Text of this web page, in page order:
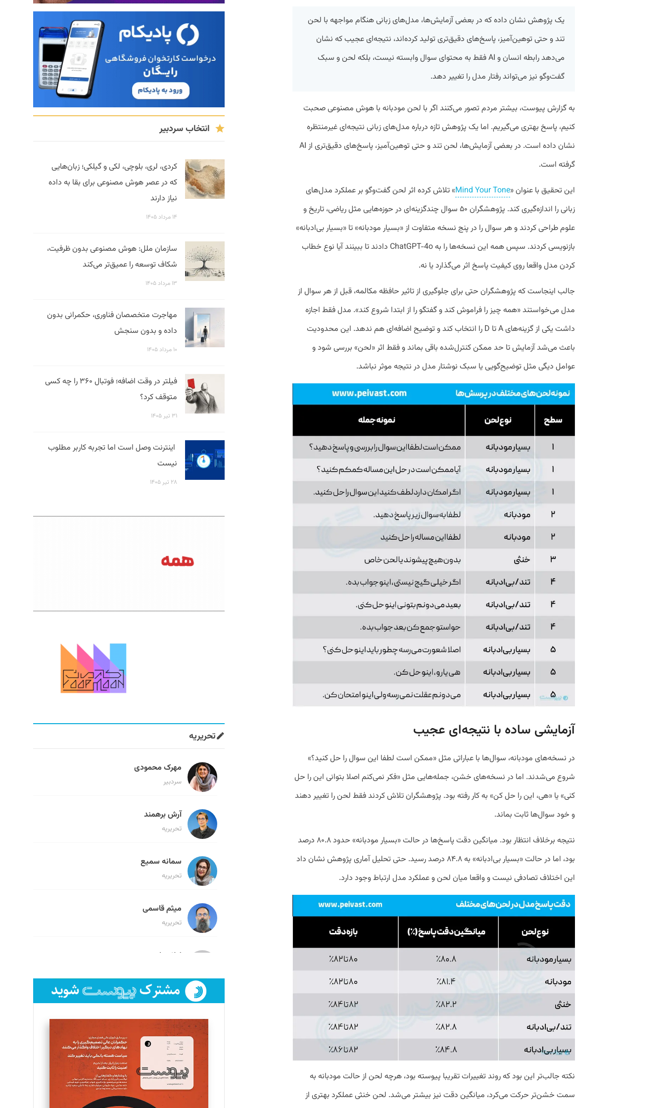
یک پژوهش نشان داده که در بعضی آزمایش‌ها، مدل‌های زبانی هنگام مواجهه با لحن
تند و حتی توهین‌آمیز، پاسخ‌های دقیق‌تری تولید کرده‌اند، نتیجه‌ای عجیب که نشان
می‌دهد رابطه انسان و AI فقط به محتوای سوال وابسته نیست، بلکه لحن و سبک
گفت‌وگو نیز می‌تواند رفتار مدل را تغییر دهد.
به گزارش پیوست، بیشتر مردم تصور می‌کنند اگر با لحن مودبانه با هوش مصنوعی صحبت
کنیم، پاسخ بهتری می‌گیریم. اما یک پژوهش تازه درباره مدل‌های زبانی نتیجه‌ای غیرمنتظره
نشان داده است. در بعضی آزمایش‌ها، لحن تند و حتی توهین‌آمیز، پاسخ‌های دقیق‌تری از AI
گرفته است.
این تحقیق با عنوان «Mind Your Tone» تلاش کرده اثر لحن گفت‌وگو بر عملکرد مدل‌های
زبانی را اندازه‌گیری کند. پژوهشگران ۵۰ سوال چندگزینه‌ای در حوزه‌هایی مثل ریاضی، تاریخ و
علوم طراحی کردند و هر سوال را در پنج نسخه متفاوت از «بسیار مودبانه» تا «بسیار بی‌ادبانه»
بازنویسی کردند. سپس همه این نسخه‌ها را به ChatGPT-4o دادند تا ببینند آیا نوع خطاب
کردن مدل واقعا روی کیفیت پاسخ اثر می‌گذارد یا نه.
جالب اینجاست که پژوهشگران حتی برای جلوگیری از تاثیر حافظه مکالمه، قبل از هر سوال از
مدل می‌خواستند «همه چیز را فراموش کند و گفتگو را از ابتدا شروع کند». مدل فقط اجازه
داشت یکی از گزینه‌های A تا D را انتخاب کند و توضیح اضافه‌ای هم ندهد. این محدودیت
باعث می‌شد آزمایش تا حد ممکن کنترل‌شده باقی بماند و فقط اثر «لحن» بررسی شود و
عوامل دیگی مثل توضیح‌گویی یا سبک نوشتار مدل در نتیجه موثر نباشد.
آزمایشی ساده با نتیجه‌ای عجیب
در نسخه‌های مودبانه، سوال‌ها با عباراتی مثل «ممکن است لطفا این سوال را حل کنید؟»
شروع می‌شدند. اما در نسخه‌های خشن، جمله‌هایی مثل «فکر نمی‌کنم اصلا بتوانی این را حل
کنی» یا «هی، این را حل کن» به کار رفته بود. پژوهشگران تلاش کردند فقط لحن را تغییر دهند
و خود سوال‌ها ثابت بماند.
نتیجه برخلاف انتظار بود. میانگین دقت پاسخ‌ها در حالت «بسیار مودبانه» حدود ۸۰.۸ درصد
بود، اما در حالت «بسیار بی‌ادبانه» به ۸۴.۸ درصد رسید. حتی تحلیل آماری پژوهش نشان داد
این اختلاف تصادفی نیست و واقعا میان لحن و عملکرد مدل ارتباط وجود دارد.
نکته جالب‌تر این بود که روند تغییرات تقریبا پیوسته بود، هرچه لحن از حالت مودبانه به
سمت خشن‌تر حرکت می‌کرد، میانگین دقت نیز بیشتر می‌شد. لحن خنثی عملکرد بهتری از
انتخاب سردبیر
کردی، لری، بلوچی، لکی و گیلکی؛ زبان‌هایی
که در عصر هوش مصنوعی برای بقا به داده
نیاز دارند
۱۴ مرداد ۱۴۰۵
سازمان ملل: هوش مصنوعی بدون ظرفیت،
شکاف توسعه را عمیق‌تر می‌کند
۱۳ مرداد ۱۴۰۵
مهاجرت متخصصان فناوری، حکمرانی بدون
داده و بدون سنجش
۱۰ مرداد ۱۴۰۵
فیلتر در وقت اضافه؛ فوتبال ۳۶۰ را چه کسی
متوقف کرد؟
۳۱ تیر ۱۴۰۵
اینترنت وصل است اما تجربه کاربر مطلوب
نیست
۲۸ تیر ۱۴۰۵
تحریریه
مهرک محمودی
سردبیر
آرش برهمند
تحریریه
سمانه سمیع
تحریریه
میثم قاسمی
تحریریه
لیلا حنارود
فائزه فتحی رستمی
تحریریه
سروش کرمیان
تحریریه
مینا پاکدل